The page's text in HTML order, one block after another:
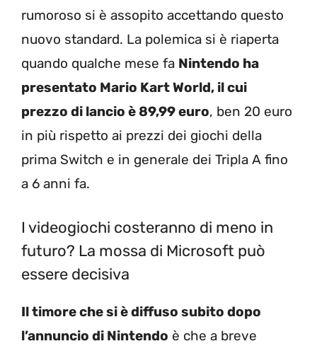
rumoroso si è assopito accettando questo
nuovo standard. La polemica si è riaperta
quando qualche mese fa Nintendo ha
presentato Mario Kart World, il cui
prezzo di lancio è 89,99 euro, ben 20 euro
in più rispetto ai prezzi dei giochi della
prima Switch e in generale dei Tripla A fino
a 6 anni fa.
I videogiochi costeranno di meno in
futuro? La mossa di Microsoft può
essere decisiva
Il timore che si è diffuso subito dopo
l’annuncio di Nintendo è che a breve